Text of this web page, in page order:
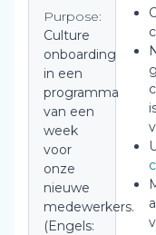
Purpose:
Culture
onboarding
in een
programma
van een
week
voor
onze
nieuwe
medewerkers.
(Engels: